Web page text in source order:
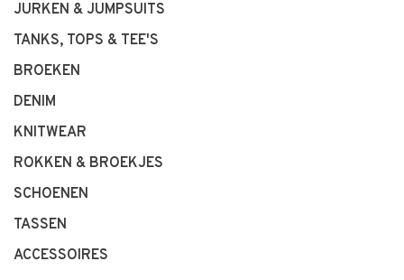
JURKEN & JUMPSUITS
TANKS, TOPS & TEE'S
BROEKEN
DENIM
KNITWEAR
ROKKEN & BROEKJES
SCHOENEN
TASSEN
ACCESSOIRES